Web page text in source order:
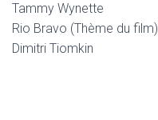
Tammy Wynette
Rio Bravo (Thème du film)
Dimitri Tiomkin